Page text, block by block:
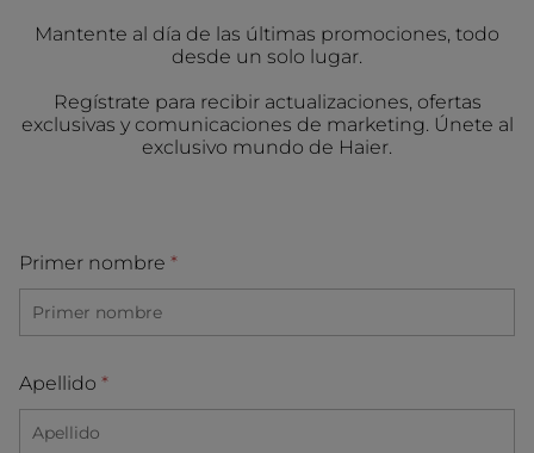
Mantente al día de las últimas promociones, todo
desde un solo lugar.
Regístrate para recibir actualizaciones, ofertas
exclusivas y comunicaciones de marketing. Únete al
exclusivo mundo de Haier.
Primer nombre
Apellido